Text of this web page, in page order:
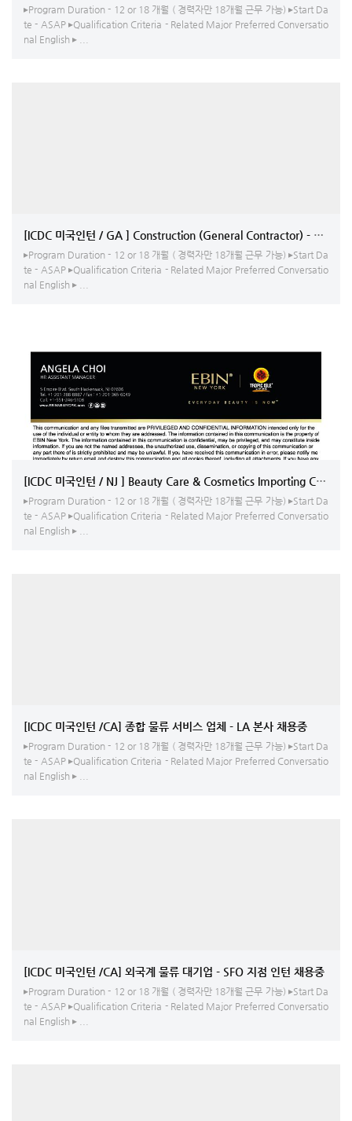
▸Program Duration - 12 or 18 개월 ( 경력자만 18개월 근무 가능) ▸Start Da
te - ASAP ▸Qualification Criteria - Related Major Preferred Conversatio
nal English ▸ ...
[ICDC 미국인턴 / GA ] Construction (General Contractor) - 현장 공
▸Program Duration - 12 or 18 개월 ( 경력자만 18개월 근무 가능) ▸Start Da
te - ASAP ▸Qualification Criteria - Related Major Preferred Conversatio
nal English ▸ ...
[ICDC 미국인턴 / NJ ] Beauty Care & Cosmetics Importing
▸Program Duration - 12 or 18 개월 ( 경력자만 18개월 근무 가능) ▸Start Da
te - ASAP ▸Qualification Criteria - Related Major Preferred Conversatio
nal English ▸ ...
[ICDC 미국인턴 /CA] 종합 물류 서비스 업체 - LA 본사 채용중
▸Program Duration - 12 or 18 개월 ( 경력자만 18개월 근무 가능) ▸Start Da
te - ASAP ▸Qualification Criteria - Related Major Preferred Conversatio
nal English ▸ ...
[ICDC 미국인턴 /CA] 외국계 물류 대기업 - SFO 지점 인턴 채용중
▸Program Duration - 12 or 18 개월 ( 경력자만 18개월 근무 가능) ▸Start Da
te - ASAP ▸Qualification Criteria - Related Major Preferred Conversatio
nal English ▸ ...